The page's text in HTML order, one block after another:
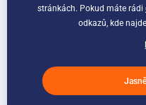
© Esportago.sk. Webdesign
stránkách. Pokud máte rádi
odkazů, kde